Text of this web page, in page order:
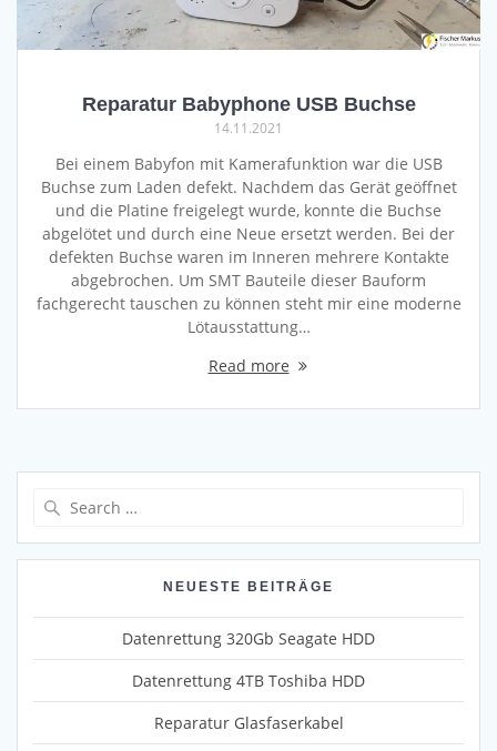
Reparatur Babyphone USB Buchse
14.11.2021
Bei einem Babyfon mit Kamerafunktion war die USB
Buchse zum Laden defekt. Nachdem das Gerät geöffnet
und die Platine freigelegt wurde, konnte die Buchse
abgelötet und durch eine Neue ersetzt werden. Bei der
defekten Buchse waren im Inneren mehrere Kontakte
abgebrochen. Um SMT Bauteile dieser Bauform
fachgerecht tauschen zu können steht mir eine moderne
Lötausstattung…
Read more
NEUESTE BEITRÄGE
Datenrettung 320Gb Seagate HDD
Datenrettung 4TB Toshiba HDD
Reparatur Glasfaserkabel